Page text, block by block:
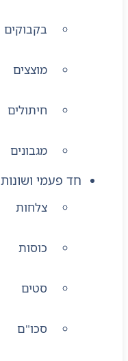
בקבוקים
מוצצים
חיתולים
מגבונים
חד פעמי ושונות
צלחות
כוסות
סטים
סכו"ם